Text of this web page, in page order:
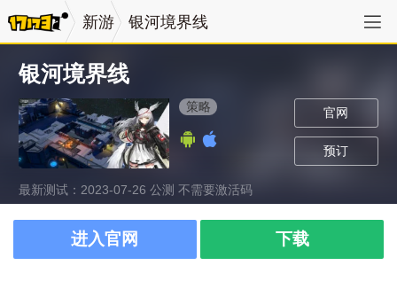
新游 银河境界线
银河境界线
官网
预订
策略
最新测试：2023-07-26 公测 不需要激活码
进入官网 下载